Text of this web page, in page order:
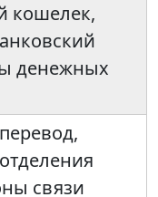
кошелек,
денежных
связи